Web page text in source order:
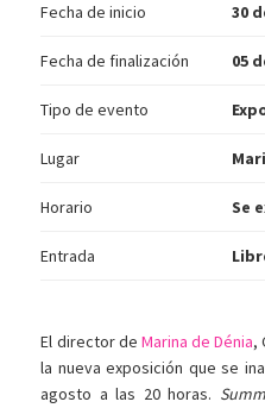
Fecha de inicio 30
Fecha de finalización 05
Tipo de evento
Lugar
Horario Se
Entrada
El director de Marina de Dénia,
la nueva exposición que se
agosto a las 20 horas.